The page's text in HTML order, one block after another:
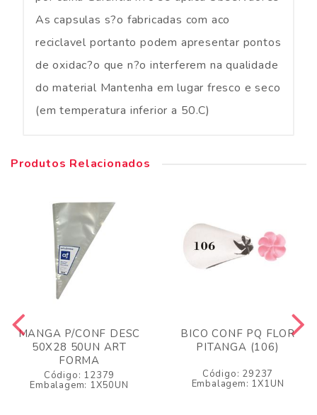
As capsulas s?o fabricadas com aco
reciclavel portanto podem apresentar pontos
de oxidac?o que n?o interferem na qualidade
do material Mantenha em lugar fresco e seco
(em temperatura inferior a 50.C)
Produtos Relacionados
MANGA P/CONF DESC
50X28 50UN ART
FORMA
Código: 12379
Embalagem: 1X50UN
BICO CONF PQ FLOR
PITANGA (106)
Código: 29237
Embalagem: 1X1UN